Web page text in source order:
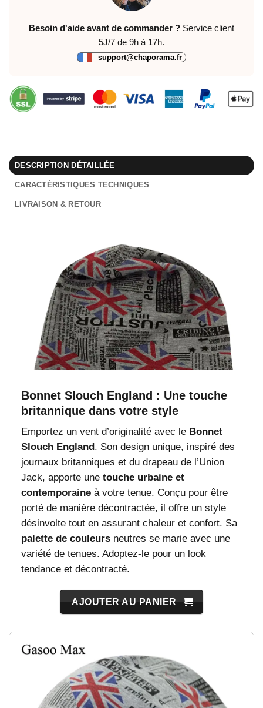
Besoin d'aide avant de commander ? Service client
5J/7 de 9h à 17h.
support@chaporama.fr
DESCRIPTION DÉTAILLÉE
CARACTÉRISTIQUES TECHNIQUES
LIVRAISON & RETOUR
Bonnet Slouch England : Une touche
britannique dans votre style
Emportez un vent d’originalité avec le Bonnet
Slouch England . Son design unique, inspiré des
journaux britanniques et du drapeau de l’Union
Jack, apporte une touche urbaine et
contemporaineà votre tenue. Conçu pour être
porté de manière décontractée, il offre un style
désinvolte tout en assurant chaleur et confort. Sa
palette de couleursneutres se marie avec une
variété de tenues. Adoptez-le pour un look
tendance et décontracté.
AJOUTER AU PANIER